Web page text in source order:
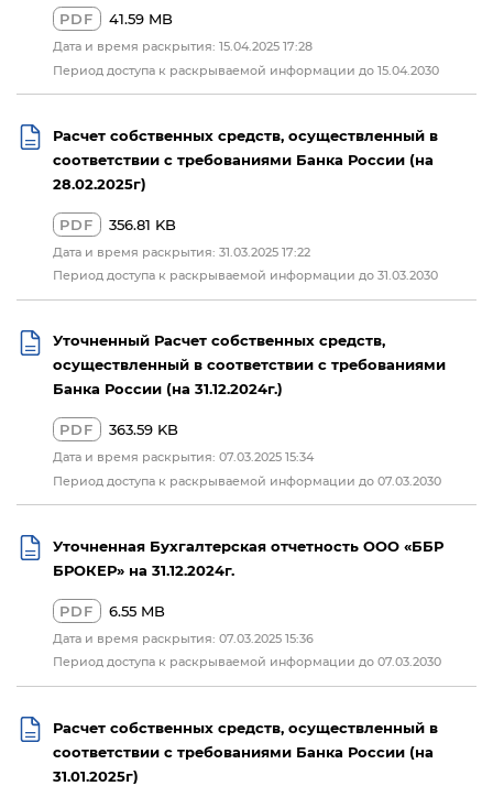
PDF 41.59 MB
Дата и время раскрытия: 15.04.2025 17:28
Период доступа к раскрываемой информации до 15.04.2030
Расчет собственных средств, осуществленный в
соответствии с требованиями Банка России (на
28.02.2025г)
PDF 356.81 KB
Дата и время раскрытия: 31.03.2025 17:22
Период доступа к раскрываемой информации до 31.03.2030
Уточненный Расчет собственных средств,
осуществленный в соответствии с требованиями
Банка России (на 31.12.2024г.)
PDF 363.59 KB
Дата и время раскрытия: 07.03.2025 15:34
Период доступа к раскрываемой информации до 07.03.2030
Уточненная Бухгалтерская отчетность ООО «ББР
БРОКЕР» на 31.12.2024г.
PDF 6.55 MB
Дата и время раскрытия: 07.03.2025 15:36
Период доступа к раскрываемой информации до 07.03.2030
Расчет собственных средств, осуществленный в
соответствии с требованиями Банка России (на
31.01.2025г)